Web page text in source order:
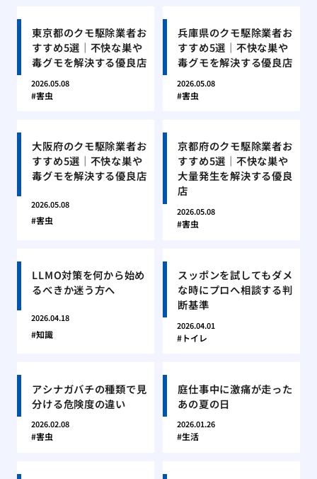
東京都のクモ駆除業者お
すすめ5選｜不快な巣や
毒グモを解決する優良店
2026.05.08
害虫
兵庫県のクモ駆除業者お
すすめ5選｜不快な巣や
毒グモを解決する優良店
2026.05.08
害虫
大阪府のクモ駆除業者お
すすめ5選｜不快な巣や
毒グモを解決する優良店
2026.05.08
害虫
京都府のクモ駆除業者お
すすめ5選｜不快な巣や
大量発生を解決する優良
店
2026.05.08
害虫
LLMO対策を何から始め
るべきか迷う方へ
2026.04.18
知識
スッポンを試してもダメ
な時にプロへ相談する判
断基準
2026.04.01
トイレ
アシナガバチの種類で見
分ける危険度の違い
2026.02.08
害虫
庭仕事中に激痛が走った
あの夏の日
2026.01.26
生活